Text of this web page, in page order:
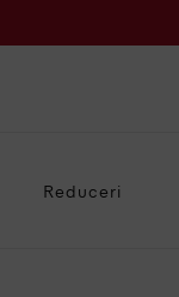
Reduceri